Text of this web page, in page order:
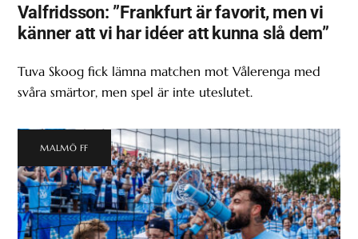
Valfridsson: ”Frankfurt är favorit, men vi
känner att vi har idéer att kunna slå dem”
Tuva Skoog fick lämna matchen mot Vålerenga med
svåra smärtor, men spel är inte uteslutet.
MALMÖ FF